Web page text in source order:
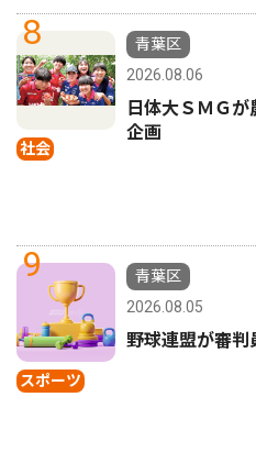
8
社会
青葉区
2026.08.06
日体大ＳＭＧ
企画
9
スポーツ
青葉区
2026.08.05
野球連盟が審判